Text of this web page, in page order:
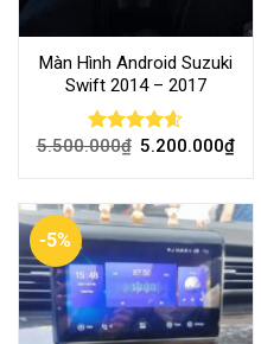
Màn Hình Android Suzuki
Swift 2014 – 2017
Rated4.59
5.500.000₫ 5.200.000₫
-5%